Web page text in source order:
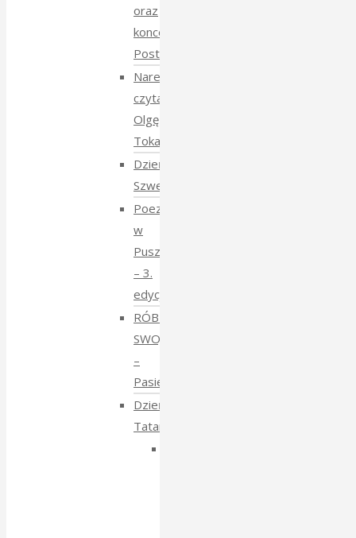
oraz
koncert
Postmana
Narewka
czyta
Olgę
Tokarczuk
Dzień
Szwedzki
Poezja
w
Puszczy
– 3.
edycja
RÓBMY
SWOJE
–
Pasieki
Dzień
Tatarski